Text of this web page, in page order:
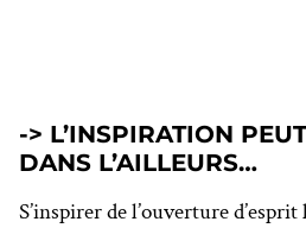
-> L’INSPIRATION
DANS L’AILLEURS…
S’inspirer de l’ouverture